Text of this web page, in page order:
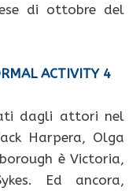
di ottobre del
ACTIVITY 4
dagli attori nel
Harpera, Olga
è Victoria,
Ed ancora,